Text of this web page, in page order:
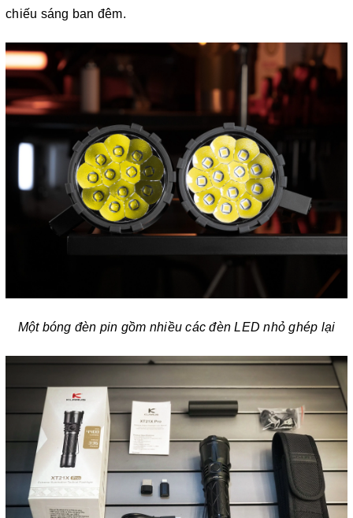
chiếu sáng ban đêm.
Một bóng đèn pin gồm nhiều các đèn LED nhỏ ghép lại